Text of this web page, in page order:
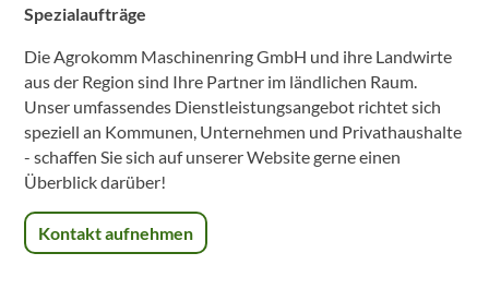
Spezialaufträge
Die Agrokomm Maschinenring GmbH und ihre Landwirte
aus der Region sind Ihre Partner im ländlichen Raum.
Unser umfassendes Dienstleistungsangebot richtet sich
speziell an Kommunen, Unternehmen und Privathaushalte
- schaffen Sie sich auf unserer Website gerne einen
Überblick darüber!
Kontakt aufnehmen